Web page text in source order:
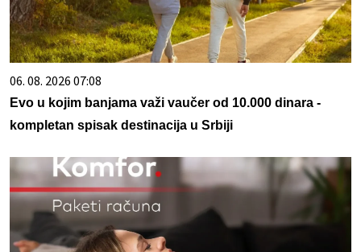
06. 08. 2026 07:08
Evo u kojim banjama važi vaučer od 10.000 dinara -
kompletan spisak destinacija u Srbiji